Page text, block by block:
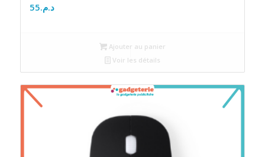
د.م.55
Ajouter au panier
Voir les détails